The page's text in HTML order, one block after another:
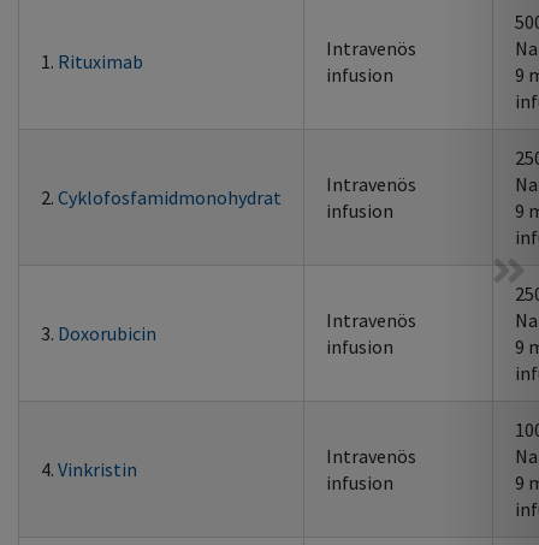
1. Rituximab
Intravenös
infusion
9
2. Cyklofosfamidmonohydrat
Intravenös
infusion
9
3. Doxorubicin
Intravenös
infusion
9
4. Vinkristin
Intravenös
infusion
9